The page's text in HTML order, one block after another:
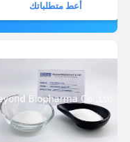
أعط متطلباتك